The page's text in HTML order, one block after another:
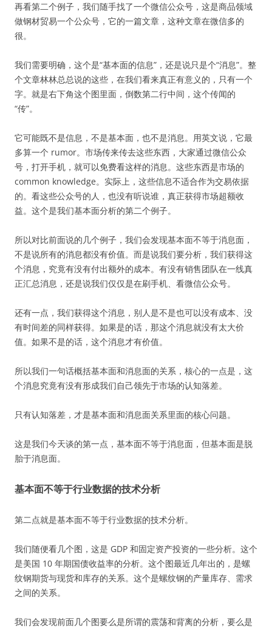
再看第二个例子，我们随手找了一个微信公众号，这是商品领域
做钢材贸易一个公众号，它的一篇文章，这种文章在微信多的
很。
我们需要明确，这个是“基本面的信息”，还是说只是个“消息”。整
个文章林林总总说的这些，在我们看来真正有意义的，只有一个
字。就是右下角这个图里面，倒数第二行中间，这个传闻的
“传”。
它可能既不是信息，不是基本面，也不是消息。用英文说，它最
多算一个 rumor。市场传来传去这些东西，大家通过微信公众
号，打开手机，就可以免费看这样的消息。这些东西是市场的
common knowledge。实际上，这些信息不适合作为交易依据
的。看这些公众号的人，也没有听说谁，真正获得市场超额收
益。这个是我们基本面分析的第二个例子。
所以对比前面说的几个例子，我们会发现基本面不等于消息面，
不是说所有的消息都没有价值。而是说我们要分析，我们获得这
个消息，究竟有没有付出额外的成本。有没有销售团队在一线真
正汇总消息，还是说我们仅仅是在刷手机、看微信公众号。
还有一点，我们获得这个消息，别人是不是也可以没有成本、没
有时间差的同样获得。如果是的话，那这个消息就没有太大价
值。如果不是的话，这个消息才有价值。
所以我们一句话概括基本面和消息面的关系，核心的一点是，这
个消息究竟有没有形成我们自己领先于市场的认知落差。
只有认知落差，才是基本面和消息面关系里面的核心问题。
这是我们今天谈的第一点，基本面不等于消息面，但基本面是脱
胎于消息面。
基本面不等于行业数据的技术分析
第二点就是基本面不等于行业数据的技术分析。
我们随便看几个图，这是 GDP 和固定资产投资的一些分析。这个
是美国 10 年期国债收益率的分析。这个图最近几年出的，是螺
纹钢期货与现货和库存的关系。这个是螺纹钢的产量库存、需求
之间的关系。
我们会发现前面几个图要么是所谓的震荡和背离的分析，要么是